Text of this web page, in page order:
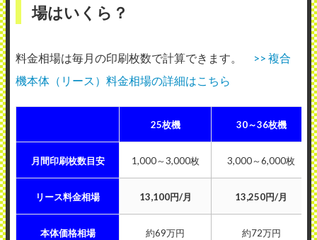
場はいくら？
料金相場は毎月の印刷枚数で計算できます。
>> 複合
機本体（リース）料金相場の詳細はこちら
25枚機 30～36枚機
月間印刷枚数目安 1,000～3,000枚 3,000～6,000枚
リース料金相場 13,100円/月 13,250円/月
本体価格相場 約69万円 約72万円